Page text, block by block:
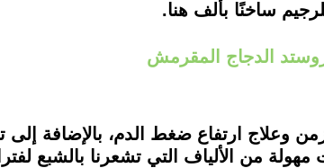
الدجاج المقرمش
ارتفاع ضغط الدم، بالإضافة إلى
من الألياف التي تشعرنا بالشبع